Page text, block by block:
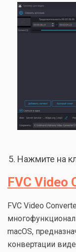
Нажмите на
FVC Video
FVC Video
macOS,
конвертации